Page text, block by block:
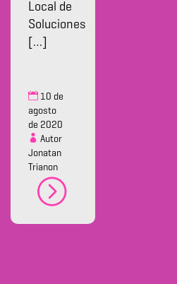
Local de
Soluciones
[…]
10 de
agosto
de 2020
Autor
Jonatan
Trianon